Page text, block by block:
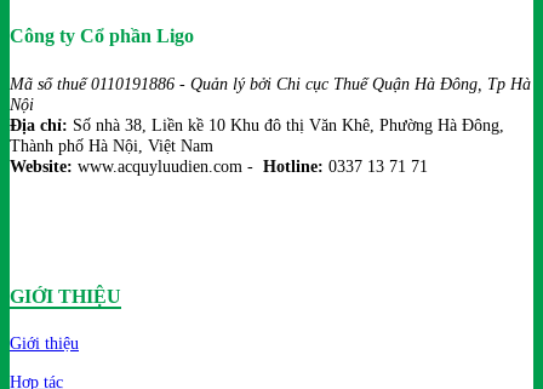
Công ty Cổ phần Ligo
Mã số thuế 0110191886 - Quản lý bởi Chi cục Thuế Quận Hà Đông, Tp Hà
Nội
Địa chỉ: Số nhà 38, Liền kề 10 Khu đô thị Văn Khê, Phường Hà Đông,
Thành phố Hà Nội, Việt Nam
Website: www.acquyluudien.com - Hotline: 0337 13 71 71
GIỚI THIỆU
Giới thiệu
Hợp tác